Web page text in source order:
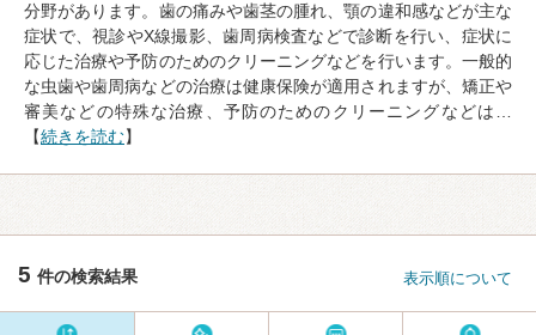
分野があります。歯の痛みや歯茎の腫れ、顎の違和感などが主な
症状で、視診やX線撮影、歯周病検査などで診断を行い、症状に
応じた治療や予防のためのクリーニングなどを行います。一般的
な虫歯や歯周病などの治療は健康保険が適用されますが、矯正や
審美などの特殊な治療、予防のためのクリーニングなどは…
【続きを読む】
5 件の検索結果 表示順について